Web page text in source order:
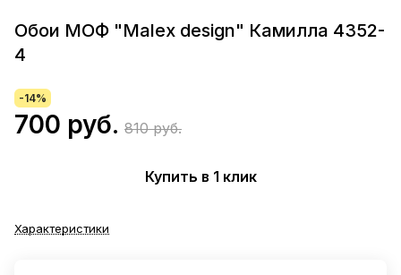
Обои МОФ "Malex design" Камилла 4352-
4
-14%
700 руб. 810 руб.
Купить в 1 клик
Характеристики